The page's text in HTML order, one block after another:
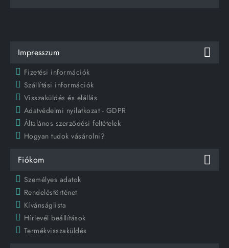
Impresszum
Fizetési információk
Szállítási információk
Visszaküldés és elállás
Adatvédelmi nyilatkozat - GDPR
Általános szerződési feltételek
Hogyan tudok vásárolni?
Fiókom
Személyes adatok
Rendeléstörténet
Kívánságlista
Hírlevél beállítások
Termékvisszaküldés